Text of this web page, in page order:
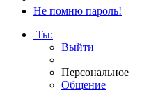
Не помню пароль!
Ты:
Выйти
Персональное
Общение